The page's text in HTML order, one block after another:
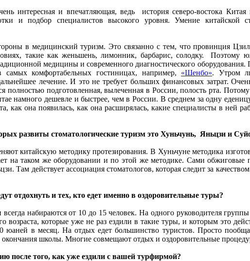
интересная и впечатляющая, ведь история северо-востока
и подбор специалистов высокого уровня. Умение китайской
в медицинский туризм. Это связанно с тем, что провинция
такие как женьшень, лимонник, барбарис, солодку.
медицины и современного диагностического оборудования.
комфортабельных гостиницах, например, «Шенбо». Утром
лечение. И это не требует больших финансовых затрат.
полностью подготовленная, вылеченная в России, полость рта.
намного дешевле и быстрее, чем в России. В среднем за одну
как она появилась, как она расширялась, какие специалисты в ней
развиты стоматологические туризм это Хуньчунь, Яньцзи и
китайскую методику протезирования. В Хуньчуне методика
на таком же оборудовании и по этой же методике. Сами
Там действует ассоциация стоматологов, которая следит за
отдохнуть и тех, кто едет именно в оздоровительные туры?
набираются от 10 до 15 человек. На одного руководителя
возраста, которые уже не раз ездили в такие туры, и которым это
в месяц. На отдых едет большинство туристов. Просто
школы. Многие совмещают отдых и оздоровительные
после того, как уже ездили с вашей турфирмой?